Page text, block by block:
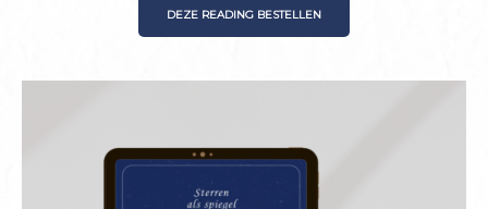
DEZE READING BESTELLEN